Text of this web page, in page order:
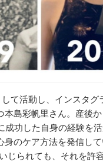
て活動し、インスタグ
本島彩帆里さん。産後
成功した自身の経験を
のケア方法を発信して
じられても、それを許